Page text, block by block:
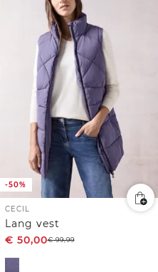
-50%
CECIL
Lang vest
€ 50,00€99,99